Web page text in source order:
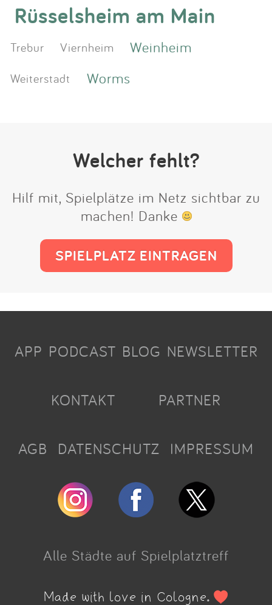
Rüsselsheim am Main
Trebur Viernheim Weinheim
Weiterstadt Worms
Welcher fehlt?
Hilf mit, Spielplätze im Netz sichtbar zu
machen! Danke
SPIELPLATZ EINTRAGEN
APP PODCAST BLOG NEWSLETTER
KONTAKT PARTNER
AGB DATENSCHUTZ IMPRESSUM
Alle Städte auf Spielplatztreff
Made with love in Cologne.